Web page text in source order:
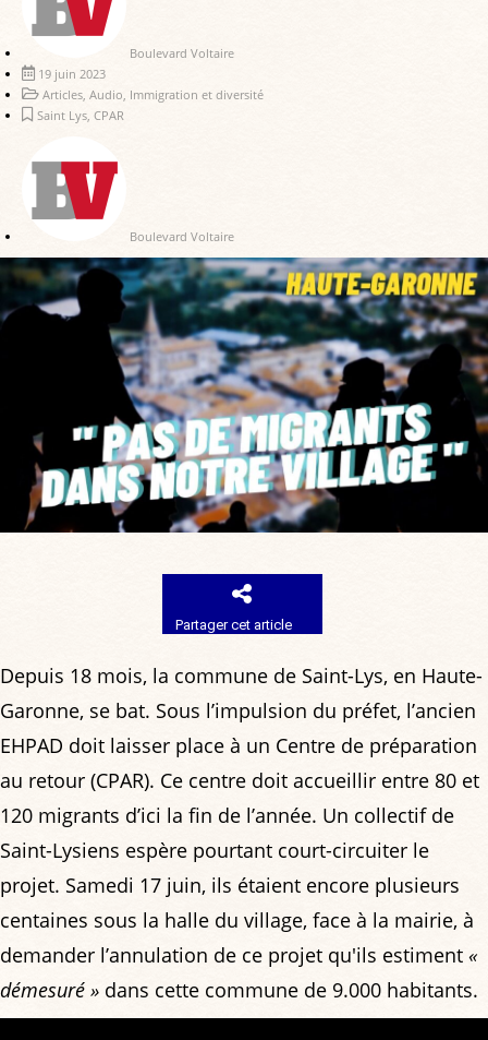
Boulevard Voltaire
19 juin 2023
Articles, Audio, Immigration et diversité
Saint Lys, CPAR
Boulevard Voltaire
Partager cet article
Depuis 18 mois, la commune de Saint-Lys, en Haute-
Garonne, se bat. Sous l’impulsion du préfet, l’ancien
EHPAD doit laisser place à un Centre de préparation
au retour (CPAR). Ce centre doit accueillir entre 80 et
120 migrants d’ici la fin de l’année. Un collectif de
Saint-Lysiens espère pourtant court-circuiter le
projet. Samedi 17 juin, ils étaient encore plusieurs
centaines sous la halle du village, face à la mairie, à
demander l’annulation de ce projet qu'ils estiment «
démesuré » dans cette commune de 9.000 habitants.